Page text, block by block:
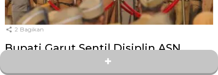
2 Bagikan
Bupati Garut Sentil Disiplin ASN,
Syakur: Saatnya Evaluasi Total Kinerja
Aparatur